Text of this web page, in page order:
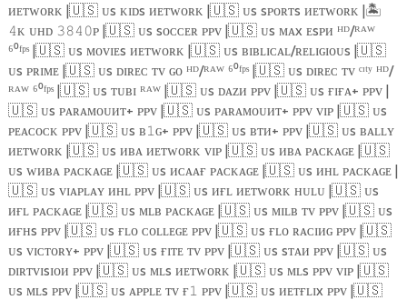
ᴎᴇᴛᴡᴏʀᴋ |🇺🇸ᴜs ᴋɪᴅs ᴎᴇᴛᴡᴏʀᴋ |🇺🇸ᴜs sᴘᴏʀᴛs ᴎᴇᴛᴡᴏʀᴋ |🏝️️
𝟺ᴋ ᴜʜᴅ 𝟹𝟾𝟺𝟶ᴘ |🇺🇸ᴜs sᴏᴄᴄᴇʀ ᴘᴘᴠ |🇺🇸ᴜs ᴍᴀx ᴇsᴘᴎ ᴴᴰ/ᴿᴬᵂ
⁶⁰ᶠᵖˢ |🇺🇸ᴜs ᴍᴏᴠɪᴇs ᴎᴇᴛᴡᴏʀᴋ |🇺🇸ᴜs ʙɪʙʟɪᴄᴀʟ/ʀᴇʟɪɢɪᴏᴜs |🇺🇸
ᴜs ᴘʀɪᴍᴇ |🇺🇸ᴜs ᴅɪʀᴇᴄ ᴛᴠ ɢᴏ ᴴᴰ/ᴿᴬᵂ ⁶⁰ᶠᵖˢ |🇺🇸ᴜs ᴅɪʀᴇᴄ ᴛᴠ ᶜᶦᵗʸ ᴴᴰ/
ᴿᴬᵂ ⁶⁰ᶠᵖˢ |🇺🇸ᴜs ᴛᴜʙɪ ᴿᴬᵂ |🇺🇸ᴜs ᴅᴀᴢᴎ ᴘᴘᴠ |🇺🇸ᴜs ғɪғᴀ+ ᴘᴘᴠ |
🇺🇸ᴜs ᴘᴀʀᴀᴍᴏᴜᴎᴛ+ ᴘᴘᴠ |🇺🇸ᴜs ᴘᴀʀᴀᴍᴏᴜᴎᴛ+ ᴘᴘᴠ ᴠɪᴘ |🇺🇸ᴜs
ᴘᴇᴀᴄᴏᴄᴋ ᴘᴘᴠ |🇺🇸ᴜs ʙ𝟷 ɢ+ ᴘᴘᴠ |🇺🇸ᴜs ʙᴛᴎ+ ᴘᴘᴠ |🇺🇸ᴜs ʙᴀʟʟʏ
ᴎᴇᴛᴡᴏʀᴋ |🇺🇸ᴜs ᴎʙᴀ ᴎᴇᴛᴡᴏʀᴋ ᴠɪᴘ |🇺🇸ᴜs ᴎʙᴀ ᴘᴀᴄᴋᴀɢᴇ |🇺🇸
ᴜs ᴡᴎʙᴀ ᴘᴀᴄᴋᴀɢᴇ |🇺🇸ᴜs ᴎᴄᴀᴀғ ᴘᴀᴄᴋᴀɢᴇ |🇺🇸ᴜs ᴎʜʟ ᴘᴀᴄᴋᴀɢᴇ |
🇺🇸ᴜs ᴠɪᴀᴘʟᴀʏ ᴎʜʟ ᴘᴘᴠ |🇺🇸ᴜs ᴎғʟ ᴎᴇᴛᴡᴏʀᴋ ʜᴜʟᴜ |🇺🇸ᴜs
ᴎғʟ ᴘᴀᴄᴋᴀɢᴇ |🇺🇸ᴜs ᴍʟʙ ᴘᴀᴄᴋᴀɢᴇ |🇺🇸ᴜs ᴍɪʟʙ ᴛᴠ ᴘᴘᴠ |🇺🇸ᴜs
ᴎғʜs ᴘᴘᴠ |🇺🇸ᴜs ғʟᴏ ᴄᴏʟʟᴇɢᴇ ᴘᴘᴠ |🇺🇸ᴜs ғʟᴏ ʀᴀᴄɪᴎɢ ᴘᴘᴠ |🇺🇸
ᴜs ᴠɪᴄᴛᴏʀʏ+ ᴘᴘᴠ |🇺🇸ᴜs ғɪᴛᴇ ᴛᴠ ᴘᴘᴠ |🇺🇸ᴜs sᴛᴀᴎ ᴘᴘᴠ |🇺🇸ᴜs
ᴅɪʀᴛᴠɪsɪᴏᴎ ᴘᴘᴠ |🇺🇸ᴜs ᴍʟs ᴎᴇᴛᴡᴏʀᴋ |🇺🇸ᴜs ᴍʟs ᴘᴘᴠ ᴠɪᴘ |🇺🇸
ᴜs ᴍʟs ᴘᴘᴠ |🇺🇸ᴜs ᴀᴘᴘʟᴇ ᴛᴠ ғ𝟷 ᴘᴘᴠ |🇺🇸ᴜs ᴎᴇᴛғʟɪx ᴘᴘᴠ |🇺🇸